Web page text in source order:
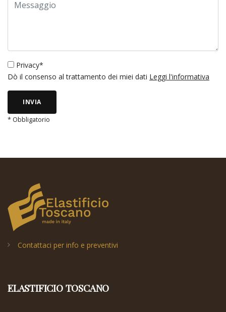
Privacy*
Dò il consenso al trattamento dei miei dati Leggi l'informativa
INVIA
* Obbligatorio
Contattaci per info e preventivi
ELASTIFICIO TOSCANO